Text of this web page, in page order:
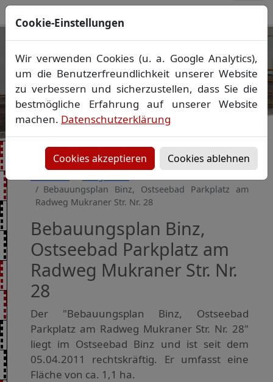
Ihr Vermessungsbüro in
Mecklenburg-Vorpommern
Wir vermessen Ihr Grundstück
Lageplan Absteckung▪Bauvermessung ▪
Gebäudeeinmessung
Grenzfeststellung▪Amtliche Auskünfte und
Vorheriges Bild
Bebauungsplan Binz, Ostseebad Parkplatz am
Radweg Mukraner Str. Nr. 28
Bebauungsplan Binz,
Ostseebad Parkplatz am
Radweg Mukraner Str. Nr.
28
Der "Bebauungsplan Binz, Ostseebad
Parkplatz am Radweg Mukraner Str. Nr. 28"
liegt im Ostseebad Binz und ist seit dem
05.04.2011 rechtskräftig. Er umfasst eine
Fläche von ca. 1,1 ha.
Cookie-Einstellungen
Wir verwenden Cookies (u. a. Google Analytics),
um die Benutzerfreundlichkeit unserer Website
zu verbessern und sicherzustellen, dass Sie die
bestmögliche Erfahrung auf unserer Website
machen. Datenschutzerklärung
Cookies akzeptieren Cookies ablehnen